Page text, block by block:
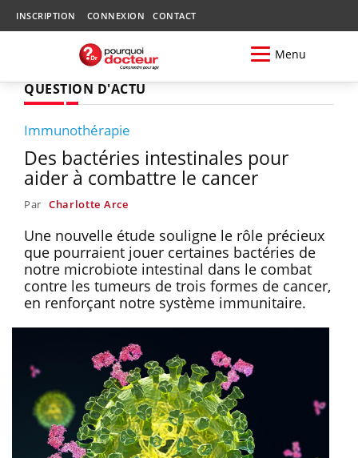
INSCRIPTION CONNEXION CONTACT
Menu
QUESTION D'ACTU
Immunothérapie
Des bactéries intestinales pour
aider à combattre le cancer
Par Charlotte Arce
Une nouvelle étude souligne le rôle précieux
que pourraient jouer certaines bactéries de
notre microbiote intestinal dans le combat
contre les tumeurs de trois formes de cancer,
en renforçant notre système immunitaire.